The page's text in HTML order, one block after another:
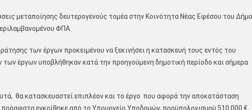
μεταποίησης δευτερογενούς τομέα στην Κοινότητα Νέας Εφέσου του
ΦΠΑ.
των έργων προκειμένου να ξεκινήσει η κατασκευή τους εντός του
έργων υποβλήθηκαν κατά την προηγούμενη δημοτική περίοδο και σήμερα
θα κατασκευαστεί επιπλέον και το έργο που αφορά την αποκατάσταση
εγκρίθηκε από το Υπουργείο Υποδομών, προϋπολογισμού 510.000 €,